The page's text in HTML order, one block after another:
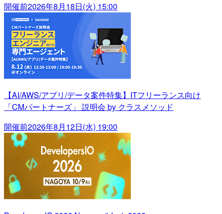
開催前2026年8月18日(火) 15:00
【AI/AWS/アプリ/データ案件特集】ITフリーランス向け
「CMパートナーズ」 説明会 by クラスメソッド
開催前2026年8月12日(水) 19:00